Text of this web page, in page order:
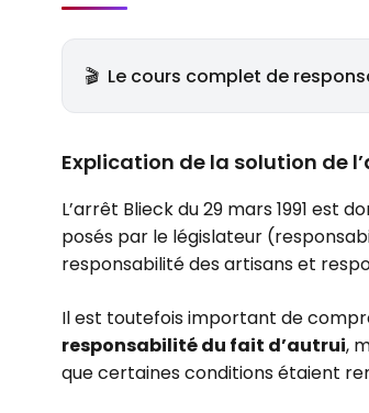
🎬 Le cours complet de
Explication de la solution de
L’arrêt Blieck du 29 mars 1991 est
posés par le législateur
responsabilité des artisans et
Il est toutefois important de
responsabilité du fait d’autrui,
que certaines conditions étaient